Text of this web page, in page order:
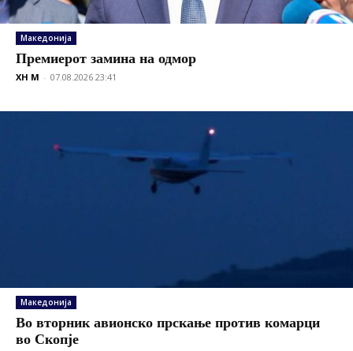
Македонија
Премиерот замина на одмор
XH M - 07.08.2026 23:41
Македонија
Во вторник авионско прскање против комарци
во Скопје